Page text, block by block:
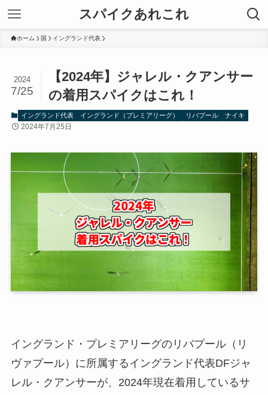
スパイクあれこれ
ホーム 国 イングランド代表
【2024年】ジャレル・クアンサー
の着用スパイクはこれ！
2024
7/25
イングランド代表 イングランド（プレミアリーグ） リバプール ナイキ
2024年7月25日
イングランド・プレミアリーグのリバプール（リ
ヴァプール）に所属するイングランド代表DFジャ
レル・クアンサーが、2024年現在着用しているサ